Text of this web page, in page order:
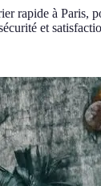
rapide à Paris,
et